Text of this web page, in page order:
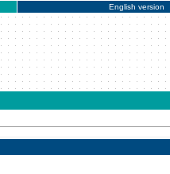
English version